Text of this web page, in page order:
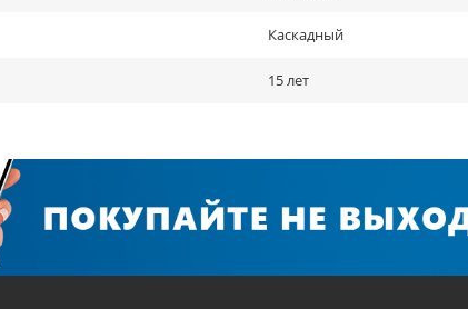
Каскадный
15 лет